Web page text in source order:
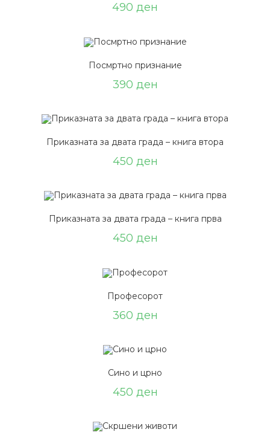
490 ден
Посмртно признание
390 ден
Приказната за двата града – книга втора
450 ден
Приказната за двата града – книга прва
450 ден
Професорот
360 ден
Сино и црно
450 ден